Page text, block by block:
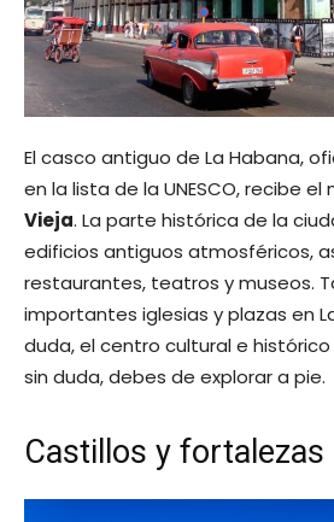
El casco antiguo de La Habana,
en la lista de la UNESCO, recibe el
Vieja. La parte histórica de la
edificios antiguos atmosféricos,
restaurantes, teatros y museos.
importantes iglesias y plazas en
duda, el centro cultural e
sin duda, debes de explorar a pie.
Castillos y fortalezas